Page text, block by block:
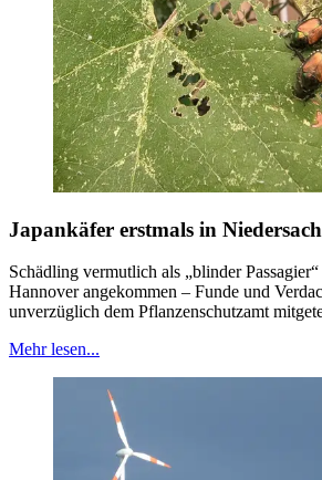
Japankäfer erstmals in
Schädling vermutlich als „blinder
Hannover angekommen – Funde und
unverzüglich dem Pflanzenschutzamt
Mehr lesen...